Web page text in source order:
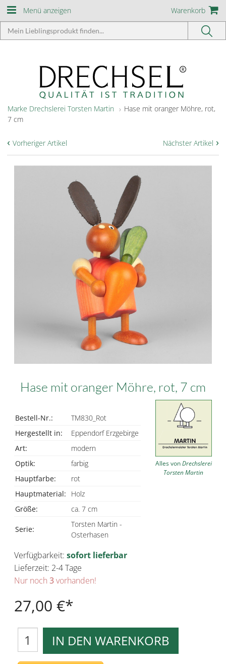
Menü anzeigen Warenkorb
Marke Drechslerei Torsten Martin
Hase mit oranger Möhre, rot,
7 cm
Nächster Artikel ›
‹ Vorheriger Artikel
Hase mit oranger Möhre, rot, 7 cm
Bestell-Nr.:
TM830_Rot
Hergestellt in:
Eppendorf Erzgebirge
Art:
modern
Optik:
farbig
Hauptfarbe:
rot
Hauptmaterial:
Holz
Größe:
ca. 7 cm
Serie:
Torsten Martin -
Osterhasen
Alles vonDrechslerei
Torsten Martin
Verfügbarkeit: sofort lieferbar
Lieferzeit: 2-4 Tage
Nur noch 3vorhanden!
27,00 €
IN DEN WARENKORB